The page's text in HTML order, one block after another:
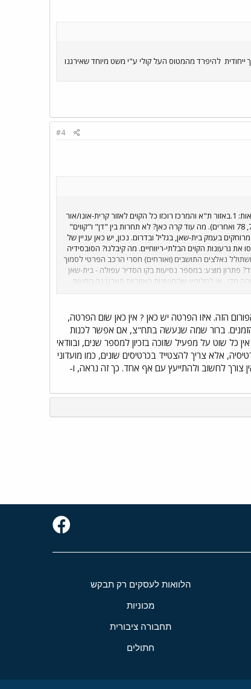
להיפרד מהמטוס העל קולי ע"י משט מיוחד שאירגנו
#4
דוגמאות: 1.באזור ת"א והמרכז רוכזו כל הקוים לאזור קרית-אונו/אור
יהודה/יהוד תחת חברה בשם "קווים". הנפגעים - הנוסעים שאינם יכולים יותר לנסוע עם כרטיס "חפשי-יומי" בחלק מהקוים הללו (76, 78 ואחרים). מה עוד קרה כאן? לא תחרות בין "דן" ו"קווים"
בעמק בית-שאן, בגליל ובדרום. נכון, יש כאן עניין של
גרעונות הקוים הבלתי-ריווחיים. מה קיבלנו? הסובסידיה
נאלצים התושבים (ואורחים) חסרי הרכב הפרטי לסמוך
פתרון מוצע: במספר נסיעות בקו הסדיר עפולה - בית-שאן
מדי , או לחלופין: שהמועצות האזוריות תארגננה הסעות
הזה. איזו הפרטה יש כאן ? אין כאן שום הפרטה,
ברור שמה שנעשה בתח"צ, אם אפשר לכנות
כל שוט על מפעיל שזוכה בזכיון למספר שנים, ובוודאי
אלא צריך להצטייד בכרטיסים שונים, כמו מועדוני
צורך לחשוב ולהתייעץ עם אף אחד. כך זה נראה, ו-
הלוואות לעסקים רק תבקש
מכוניות
תחבורה ציבורית
חתולים